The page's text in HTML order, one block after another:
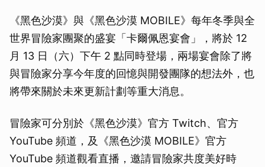
《黑色沙漠》與《黑色沙漠 MOBILE》每年冬季與全
世界冒險家團聚的盛宴「卡爾佩恩宴會」，將於 12
月 13 日（六）下午 2 點同時登場，兩場宴會除了將
與冒險家分享今年度的回憶與開發團隊的想法外，也
將帶來關於未來更新計劃等重大消息。
冒險家可分別於《黑色沙漠》官方 Twitch、官方
YouTube 頻道，及《黑色沙漠 MOBILE》官方
YouTube 頻道觀看直播，邀請冒險家共度美好時